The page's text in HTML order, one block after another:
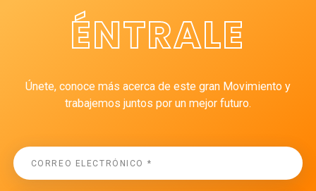
ÉNTRALE
Únete, conoce más acerca de este gran Movimiento y
trabajemos juntos por un mejor futuro.